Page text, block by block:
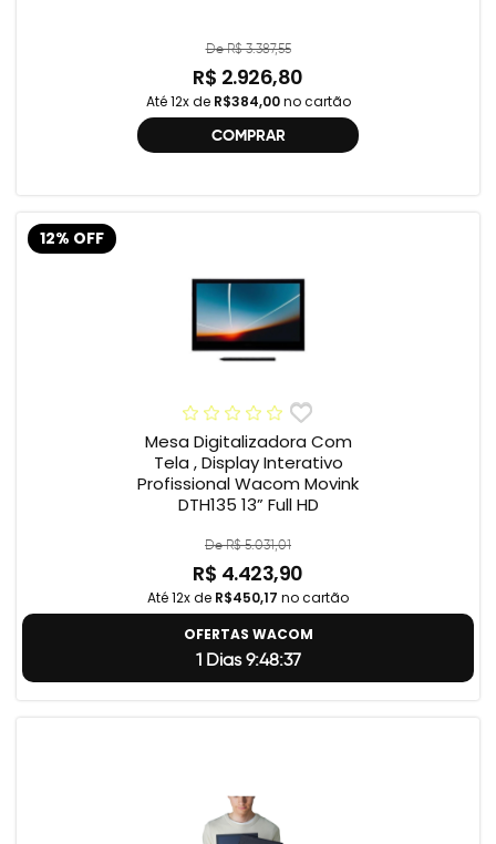
De R$ 3.387,55
R$ 2.926,80
Até 12x de R$384,00no cartão
COMPRAR
12% OFF
Mesa Digitalizadora Com
Tela , Display Interativo
Profissional Wacom Movink
DTH135 13” Full HD
De R$ 5.031,01
R$ 4.423,90
Até 12x de R$450,17 no cartão
OFERTAS WACOM
1 Dias 9:48:36